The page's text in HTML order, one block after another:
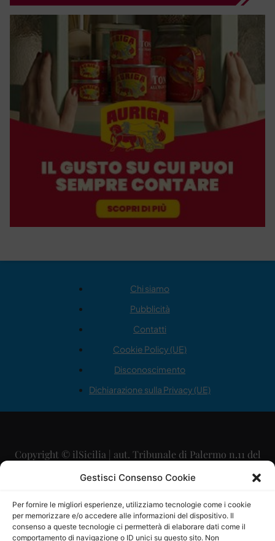
Gestisci Consenso Cookie
Per fornire le migliori esperienze, utilizziamo tecnologie come i cookie
per memorizzare e/o accedere alle informazioni del dispositivo. Il
consenso a queste tecnologie ci permetterà di elaborare dati come il
comportamento di navigazione o ID unici su questo sito. Non
Chi siamo
Pubblicità
Contatti
Cookie Policy (UE)
Disconoscimento
Dichiarazione sulla Privacy (UE)
Copyright © ilSicilia | aut. Tribunale di Palermo n.11 del
29/09/2015
Direttore Editoriale: Maurizio Scaglione